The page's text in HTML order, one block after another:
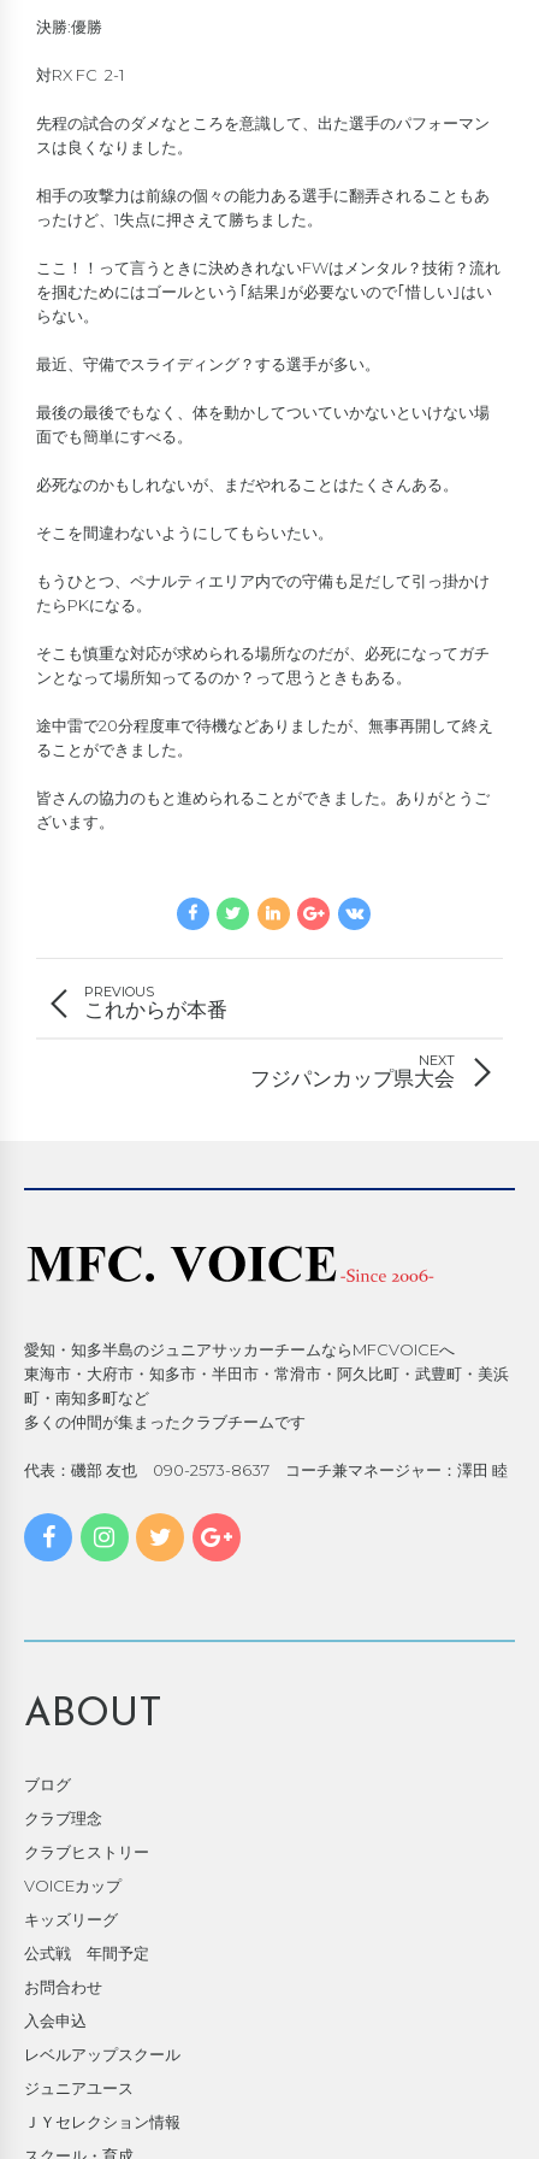
決勝:優勝
対RX FC 2-1
先程の試合のダメなところを意識して、出た選手のパフォーマン
スは良くなりました。
相手の攻撃力は前線の個々の能力ある選手に翻弄されることもあ
ったけど、1失点に押さえて勝ちました。
ここ！！って言うときに決めきれないFWはメンタル？技術？流れ
を掴むためにはゴールという｢結果｣が必要ないので｢惜しい｣はい
らない。
最近、守備でスライディング？する選手が多い。
最後の最後でもなく、体を動かしてついていかないといけない場
面でも簡単にすべる。
必死なのかもしれないが、まだやれることはたくさんある。
そこを間違わないようにしてもらいたい。
もうひとつ、ペナルティエリア内での守備も足だして引っ掛かけ
たらPKになる。
そこも慎重な対応が求められる場所なのだが、必死になってガチ
ンとなって場所知ってるのか？って思うときもある。
途中雷で20分程度車で待機などありましたが、無事再開して終え
ることができました。
皆さんの協力のもと進められることができました。ありがとうご
ざいます。
PREVIOUS
これからが本番
NEXT
フジパンカップ県大会
愛知・知多半島のジュニアサッカーチームならMFCVOICEへ
東海市・大府市・知多市・半田市・常滑市・阿久比町・武豊町・美浜
町・南知多町など
多くの仲間が集まったクラブチームです
代表：磯部 友也 090-2573-8637 コーチ兼マネージャー：澤田 睦
ABOUT
ブログ
クラブ理念
クラブヒストリー
VOICEカップ
キッズリーグ
公式戦 年間予定
お問合わせ
入会申込
レベルアップスクール
ジュニアユース
ＪＹセレクション情報